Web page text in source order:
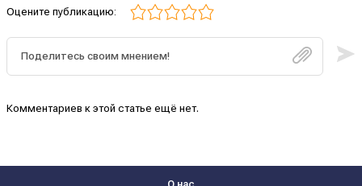
Оцените публикацию:
Комментариев к этой статье ещё нет.